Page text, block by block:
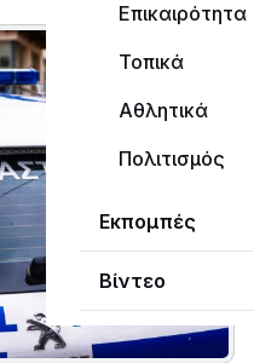
Επικαιρότητα
Τοπικά
Αθλητικά
Πολιτισμός
Εκπομπές
Βίντεο